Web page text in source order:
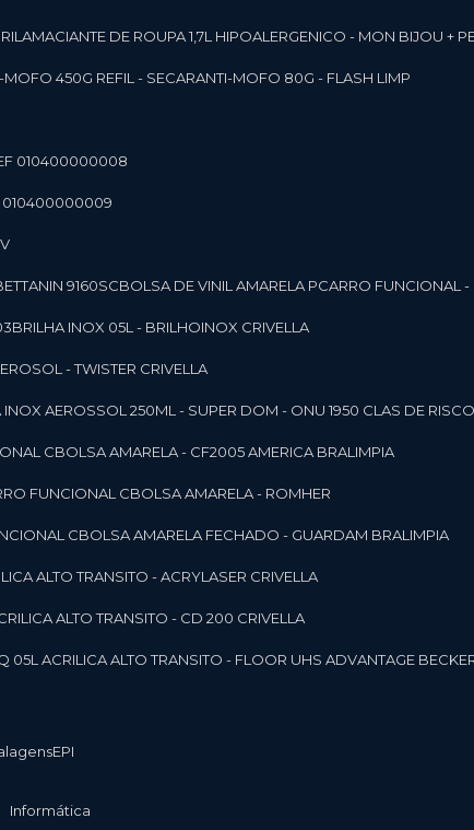
AMACIANTE DE ROUPA 1,7L HIPOALERGENICO - MON BIJOU +
MOFO 450G REFIL - SECAR ANTI-MOFO 80G - FLASH LIMP
010400000008
010400000009
9160SC BOLSA DE VINIL AMARELA PCARRO FUNCIONAL
BRILHA INOX 05L - BRILHOINOX CRIVELLA
- TWISTER CRIVELLA
INOX AEROSSOL 250ML - SUPER DOM - ONU 1950 CLAS DE
CBOLSA AMARELA - CF2005 AMERICA BRALIMPIA
FUNCIONAL CBOLSA AMARELA - ROMHER
CBOLSA AMARELA FECHADO - GUARDAM BRALIMPIA
ALTO TRANSITO - ACRYLASER CRIVELLA
ALTO TRANSITO - CD 200 CRIVELLA
05L ACRILICA ALTO TRANSITO - FLOOR UHS ADVANTAGE
EPI
Informática